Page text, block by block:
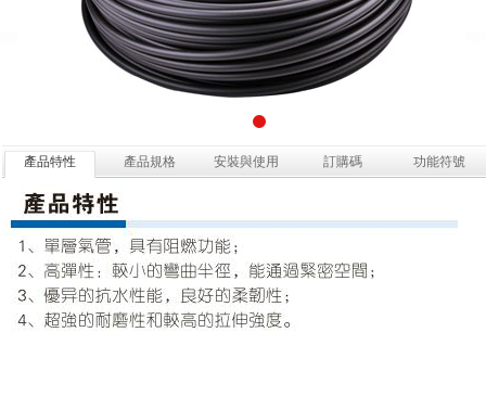
產品特性 產品規格 安裝與使用 訂購碼 功能符號